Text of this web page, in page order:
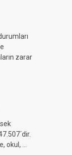
zarar
...